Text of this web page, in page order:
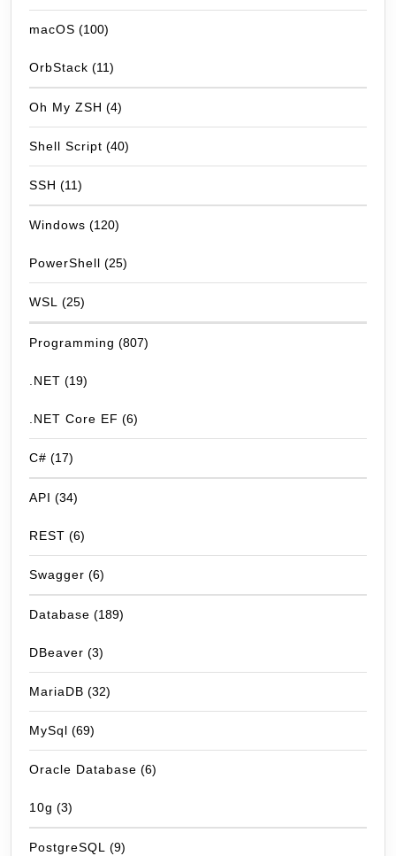
macOS (100)
OrbStack (11)
Oh My ZSH (4)
Shell Script (40)
SSH (11)
Windows (120)
PowerShell (25)
WSL (25)
Programming (807)
.NET (19)
.NET Core EF (6)
C# (17)
API (34)
REST (6)
Swagger (6)
Database (189)
DBeaver (3)
MariaDB (32)
MySql (69)
Oracle Database (6)
10g (3)
PostgreSQL (9)